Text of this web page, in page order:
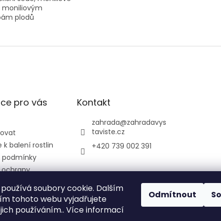
soubory cookie. Dalším
tohoto webu vyjadřujete
používáním.. Více informací
Odmítnout
moniliovým
plodů
pro vás
k balení rostlin
a
Kontakt
zahrada@zahradavys
taviste.cz
+420 739 002 391